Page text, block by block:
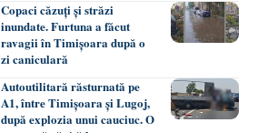
Copaci căzuți și străzi
inundate. Furtuna a făcut
ravagii în Timișoara după o
zi caniculară
Autoutilitară răsturnată pe
A1, între Timișoara și Lugoj,
după explozia unui cauciuc. O